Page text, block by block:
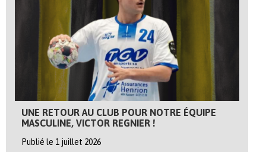
UNE RETOUR AU CLUB POUR NOTRE ÉQUIPE
MASCULINE, VICTOR REGNIER !
Publié le 1 juillet 2026